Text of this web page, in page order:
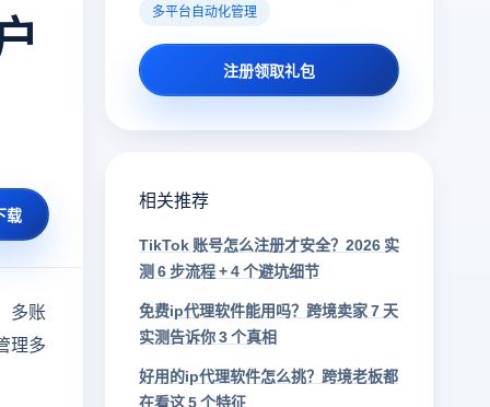
载
多账
理多
多平台自动化管理
注册领取礼包
相关推荐
TikTok 账号怎么注册才安全？2026 实
测 6 步流程 + 4 个避坑细节
免费ip代理软件能用吗？跨境卖家 7 天
实测告诉你 3 个真相
好用的ip代理软件怎么挑？跨境老板都
在看这 5 个特征